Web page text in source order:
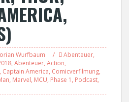
Wurfbaum Abenteuer,
, Abenteuer, Action,
, Captain America, Comicverfilmung,
, Marvel, MCU, Phase 1 , Podcast,